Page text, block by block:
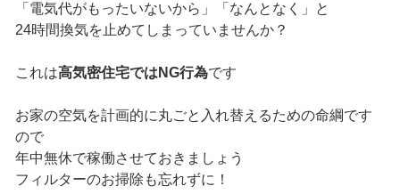
「電気代がもったいないから」「なんとなく」と
24時間換気を止めてしまっていませんか？
これは高気密住宅ではNG行為です
お家の空気を計画的に丸ごと入れ替えるための命綱です
ので
年中無休で稼働させておきましょう
フィルターのお掃除も忘れずに！